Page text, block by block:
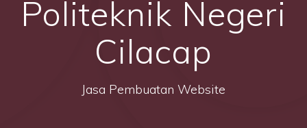
Politeknik Negeri
Cilacap
Jasa Pembuatan Website